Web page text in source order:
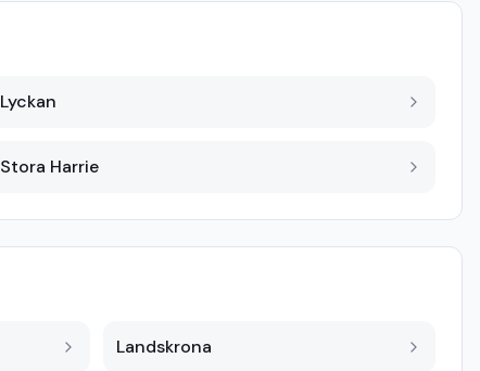
Lyckan
Stora Harrie
Landskrona